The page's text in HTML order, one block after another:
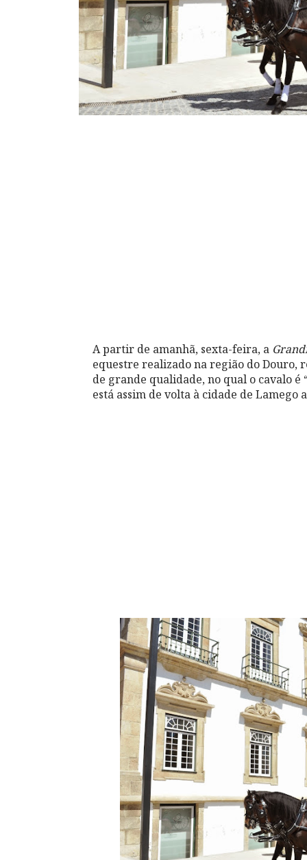
A partir de amanhã, sexta-feira, a
equestre realizado na região do
de grande qualidade, no qual o cavalo
está assim de volta à cidade de Lamego